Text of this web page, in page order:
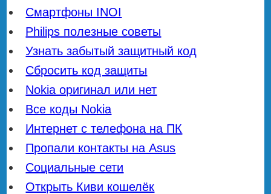
Смартфоны INOI
Philips полезные советы
Узнать забытый защитный код
Сбросить код защиты
Nokia оригинал или нет
Все коды Nokia
Интернет с телефона на ПК
Пропали контакты на Asus
Социальные сети
Открыть Киви кошелёк